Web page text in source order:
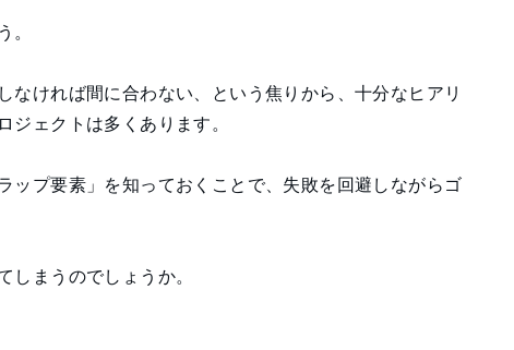
。
ければ間に合わない、という焦りから、十分なヒアリ
ェクトは多くあります。
ップ要素」を知っておくことで、失敗を回避しながらゴ
まうのでしょうか。